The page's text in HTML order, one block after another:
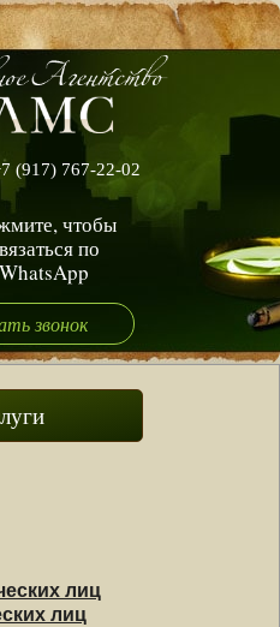
(917) 767-22-02
чтобы
по
WhatsApp
звонок
лиц
лиц